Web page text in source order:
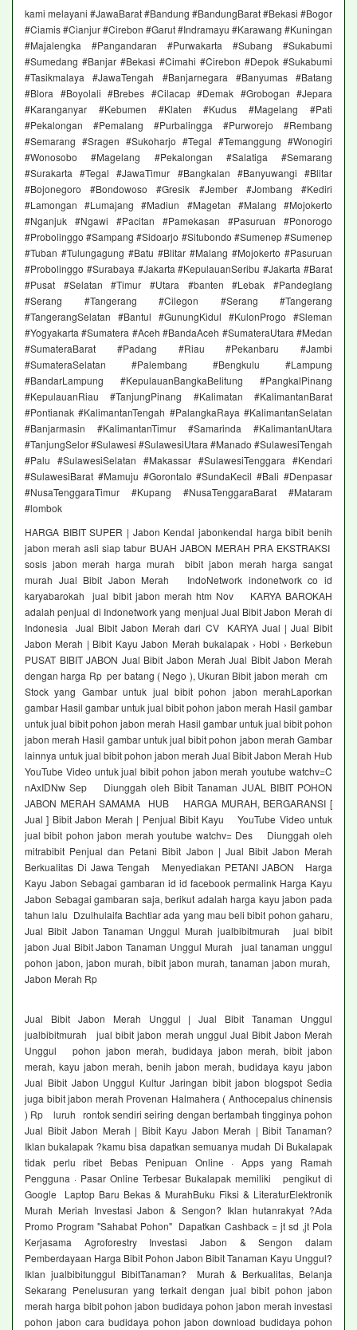
kami melayani #JawaBarat #Bandung #BandungBarat #Bekasi #Bogor
#Ciamis #Cianjur #Cirebon #Garut #Indramayu #Karawang #Kuningan
#Majalengka #Pangandaran #Purwakarta #Subang #Sukabumi
#Sumedang #Banjar #Bekasi #Cimahi #Cirebon #Depok #Sukabumi
#Tasikmalaya #JawaTengah #Banjarnegara #Banyumas #Batang
#Blora #Boyolali #Brebes #Cilacap #Demak #Grobogan #Jepara
#Karanganyar #Kebumen #Klaten #Kudus #Magelang #Pati
#Pekalongan #Pemalang #Purbalingga #Purworejo #Rembang
#Semarang #Sragen #Sukoharjo #Tegal #Temanggung #Wonogiri
#Wonosobo #Magelang #Pekalongan #Salatiga #Semarang
#Surakarta #Tegal #JawaTimur #Bangkalan #Banyuwangi #Blitar
#Bojonegoro #Bondowoso #Gresik #Jember #Jombang #Kediri
#Lamongan #Lumajang #Madiun #Magetan #Malang #Mojokerto
#Nganjuk #Ngawi #Pacitan #Pamekasan #Pasuruan #Ponorogo
#Probolinggo #Sampang #Sidoarjo #Situbondo #Sumenep #Sumenep
#Tuban #Tulungagung #Batu #Blitar #Malang #Mojokerto #Pasuruan
#Probolinggo #Surabaya #Jakarta #KepulauanSeribu #Jakarta #Barat
#Pusat #Selatan #Timur #Utara #banten #Lebak #Pandeglang
#Serang #Tangerang #Cilegon #Serang #Tangerang
#TangerangSelatan #Bantul #GunungKidul #KulonProgo #Sleman
#Yogyakarta #Sumatera #Aceh #BandaAceh #SumateraUtara #Medan
#SumateraBarat #Padang #Riau #Pekanbaru #Jambi
#SumateraSelatan #Palembang #Bengkulu #Lampung
#BandarLampung #KepulauanBangkaBelitung #PangkalPinang
#KepulauanRiau #TanjungPinang #Kalimatan #KalimantanBarat
#Pontianak #KalimantanTengah #PalangkaRaya #KalimantanSelatan
#Banjarmasin #KalimantanTimur #Samarinda #KalimantanUtara
#TanjungSelor #Sulawesi #SulawesiUtara #Manado #SulawesiTengah
#Palu #SulawesiSelatan #Makassar #SulawesiTenggara #Kendari
#SulawesiBarat #Mamuju #Gorontalo #SundaKecil #Bali #Denpasar
#NusaTenggaraTimur #Kupang #NusaTenggaraBarat #Mataram
#lombok
HARGA BIBIT SUPER | Jabon Kendal jabonkendal harga bibit benih
jabon merah asli siap tabur BUAH JABON MERAH PRA EKSTRAKSI
sosis jabon merah harga murah bibit jabon merah harga sangat
murah Jual Bibit Jabon Merah IndoNetwork indonetwork co id
karyabarokah jual bibit jabon merah htm Nov KARYA BAROKAH
adalah penjual di Indonetwork yang menjual Jual Bibit Jabon Merah di
Indonesia Jual Bibit Jabon Merah dari CV KARYA Jual | Jual Bibit
Jabon Merah | Bibit Kayu Jabon Merah bukalapak › Hobi › Berkebun
PUSAT BIBIT JABON Jual Bibit Jabon Merah Jual Bibit Jabon Merah
dengan harga Rp per batang ( Nego ), Ukuran Bibit jabon merah cm
Stock yang Gambar untuk jual bibit pohon jabon merahLaporkan
gambar Hasil gambar untuk jual bibit pohon jabon merah Hasil gambar
untuk jual bibit pohon jabon merah Hasil gambar untuk jual bibit pohon
jabon merah Hasil gambar untuk jual bibit pohon jabon merah Gambar
lainnya untuk jual bibit pohon jabon merah Jual Bibit Jabon Merah Hub
YouTube Video untuk jual bibit pohon jabon merah youtube watchv=C
nAxIDNw Sep Diunggah oleh Bibit Tanaman JUAL BIBIT POHON
JABON MERAH SAMAMA HUB HARGA MURAH, BERGARANSI [
Jual ] Bibit Jabon Merah | Penjual Bibit Kayu YouTube Video untuk
jual bibit pohon jabon merah youtube watchv= Des Diunggah oleh
mitrabibit Penjual dan Petani Bibit Jabon | Jual Bibit Jabon Merah
Berkualitas Di Jawa Tengah Menyediakan PETANI JABON Harga
Kayu Jabon Sebagai gambaran id id facebook permalink Harga Kayu
Jabon Sebagai gambaran saja, berikut adalah harga kayu jabon pada
tahun lalu Dzulhulaifa Bachtiar ada yang mau beli bibit pohon gaharu,
Jual Bibit Jabon Tanaman Unggul Murah jualbibitmurah jual bibit
jabon Jual Bibit Jabon Tanaman Unggul Murah jual tanaman unggul
pohon jabon, jabon murah, bibit jabon murah, tanaman jabon murah,
Jabon Merah Rp
Jual Bibit Jabon Merah Unggul | Jual Bibit Tanaman Unggul
jualbibitmurah jual bibit jabon merah unggul Jual Bibit Jabon Merah
Unggul pohon jabon merah, budidaya jabon merah, bibit jabon
merah, kayu jabon merah, benih jabon merah, budidaya kayu jabon
Jual Bibit Jabon Unggul Kultur Jaringan bibit jabon blogspot Sedia
juga bibit jabon merah Provenan Halmahera ( Anthocepalus chinensis
) Rp luruh rontok sendiri seiring dengan bertambah tingginya pohon
Jual Bibit Jabon Merah | Bibit Kayu Jabon Merah | Bibit Tanaman?
Iklan bukalapak ?kamu bisa dapatkan semuanya mudah Di Bukalapak
tidak perlu ribet Bebas Penipuan Online · Apps yang Ramah
Pengguna · Pasar Online Terbesar Bukalapak memiliki pengikut di
Google Laptop Baru Bekas & MurahBuku Fiksi & LiteraturElektronik
Murah Meriah Investasi Jabon & Sengon? Iklan hutanrakyat ?Ada
Promo Program "Sahabat Pohon" Dapatkan Cashback = jt sd ,jt Pola
Kerjasama Agroforestry Investasi Jabon & Sengon dalam
Pemberdayaan Harga Bibit Pohon Jabon Bibit Tanaman Kayu Unggul?
Iklan jualbibitunggul BibitTanaman? Murah & Berkualitas, Belanja
Sekarang Penelusuran yang terkait dengan jual bibit pohon jabon
merah harga bibit pohon jabon budidaya pohon jabon merah investasi
pohon jabon cara budidaya pohon jabon download budidaya pohon